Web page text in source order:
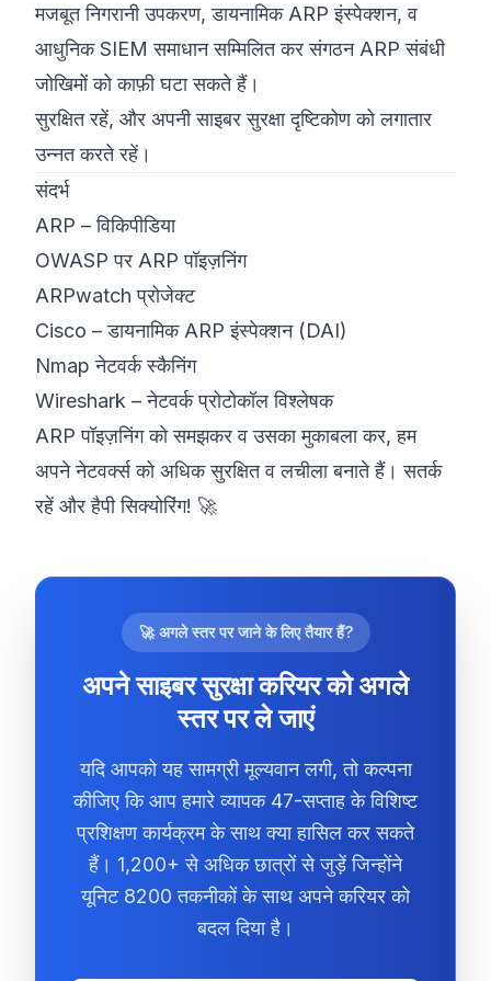
मजबूत निगरानी उपकरण, डायनामिक ARP इंस्पेक्शन, व
आधुनिक SIEM समाधान सम्मिलित कर संगठन ARP संबंधी
जोखिमों को काफ़ी घटा सकते हैं।
सुरक्षित रहें, और अपनी साइबर सुरक्षा दृष्टिकोण को लगातार
उन्नत करते रहें।
संदर्भ
ARP – विकिपीडिया
OWASP पर ARP पॉइज़निंग
ARPwatch प्रोजेक्ट
Cisco – डायनामिक ARP इंस्पेक्शन (DAI)
Nmap नेटवर्क स्कैनिंग
Wireshark – नेटवर्क प्रोटोकॉल विश्लेषक
ARP पॉइज़निंग को समझकर व उसका मुकाबला कर, हम
अपने नेटवर्क्स को अधिक सुरक्षित व लचीला बनाते हैं। सतर्क
रहें और हैपी सिक्योरिंग! 🚀
🚀 अगले स्तर पर जाने के लिए तैयार हैं?
अपने साइबर सुरक्षा करियर को अगले
स्तर पर ले जाएं
यदि आपको यह सामग्री मूल्यवान लगी, तो कल्पना
कीजिए कि आप हमारे व्यापक 47-सप्ताह के विशिष्ट
प्रशिक्षण कार्यक्रम के साथ क्या हासिल कर सकते
हैं। 1,200+ से अधिक छात्रों से जुड़ें जिन्होंने
यूनिट 8200 तकनीकों के साथ अपने करियर को
बदल दिया है।